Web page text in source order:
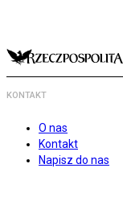
KONTAKT
O nas
Kontakt
Napisz do nas